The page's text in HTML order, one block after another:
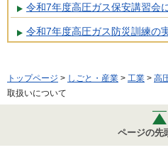
令和7年度高圧ガス保安講習会
令和7年度高圧ガス防災訓練の
トップページ > しごと・産業 > 工業 > 高
取扱いについて
ページの先